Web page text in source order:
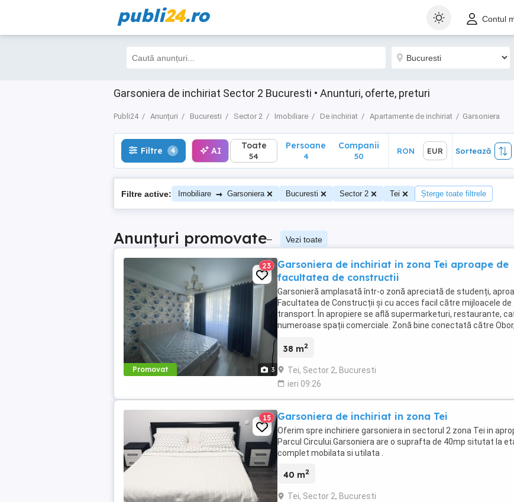
publi24.ro Contul
Garsoniera de inchiriat Sector 2 Bucuresti • Anunturi, oferte, preturi
Publi24 Anunțuri Bucuresti Sector 2 Imobiliare De inchiriat Apartamente de inchiriat Garsoniera
Filtre 4 AI EUR Sortează
Filtre 4 AI Toate
54
Persoane
4
Companii
50
RON EUR Sortează
Filtre active: Imobiliare → Garsoniera Bucuresti Sector 2 Tei Șterge toate filtrele
Anunțuri promovate– Vezi toate
Promovat 3
23
Garsoniera de inchiriat in zona Tei aproape de
facultatea de constructii
Garsonieră amplasată într-o zonă apreciată de studenți,
Facultatea de Construcții și cu acces facil către mijloacele de
transport. În apropiere se află supermarketuri, restaurante,
numeroase spații comerciale. Zonă bine conectată către Obor,
38 m2
Tei, Sector 2, Bucuresti
ieri 09:26
15 Garsoniera de inchiriat in zona Tei
Oferim spre inchiriere garsoniera in sectorul 2 zona Tei in
Parcul Circului.Garsoniera are o suprafta de 40mp situtat la
complet mobilata si utilata .
40 m2
Tei, Sector 2, Bucuresti